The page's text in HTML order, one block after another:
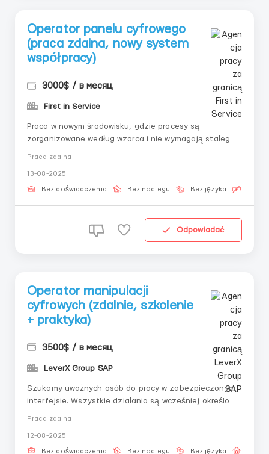
Operator panelu cyfrowego
(praca zdalna, nowy system
współpracy)
3000$ / в месяц
First in Service
Praca w nowym środowisku, gdzie procesy są
zorganizowane według wzorca i nie wymagają stałego
precyzja, regularność i gotowość do postępowania
według instrukcji.📌 Co robisz:– Otrzymuj...
Praca zdalna
13-08-2025
Bez doświadczenia Bez noclegu Bez języka
Odpowiadać
Operator manipulacji
cyfrowych (zdalnie, szkolenie
+ praktyka)
3500$ / в месяц
LeverX Group SAP
Szukamy uważnych osób do pracy w zabezpieczonym
interfejsie. Wszystkie działania są wcześniej określone
Obowiązki:– Uzyskaj indywidualny dostęp– Postępuj
zgodnie z instrukcjami– Potw...
Praca zdalna
12-08-2025
Bez doświadczenia Bez noclegu Bez języka